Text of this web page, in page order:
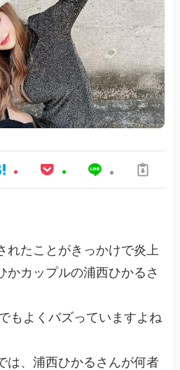
れたことがきっかけで炎上
かカップルの浦西ひかるさ
もよくバズっていますよね
は、浦西ひかるさんが何者